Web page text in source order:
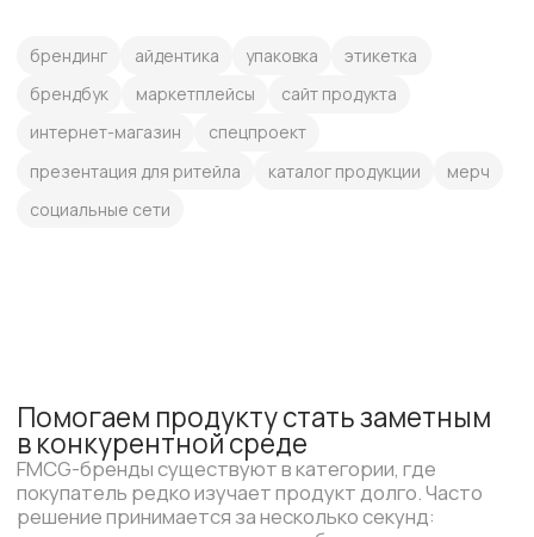
в конкурентной среде
FMCG-бренды существуют в категории, где
решение принимается за несколько секунд:
и общему ощущению от бренда.
Мы помогаем выстроить первое впечатление так,
чтобы продукт быстрее считывался в своей
этого продумываем визуальный код, иерархию
носитель бренда
Для FMCG упаковка часто становится первым
и главным контактом с покупателем. Именно по ней
человек понимает, что перед ним: массовый
продукт, премиальная линейка, натуральный
состав, функциональная польза, эмоциональная
покупка или новый интересный бренд.